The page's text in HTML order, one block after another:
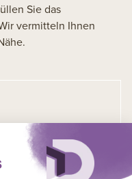
Sie das
vermitteln Ihnen
Partner-
um die exakten
Überprüfungen